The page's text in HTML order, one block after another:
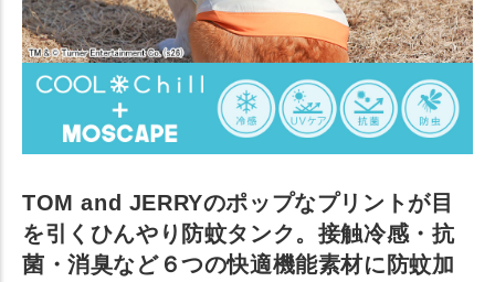
TOM and JERRYのポップなプリントが目
を引くひんやり防蚊タンク。接触冷感・抗
菌・消臭など６つの快適機能素材に防蚊加